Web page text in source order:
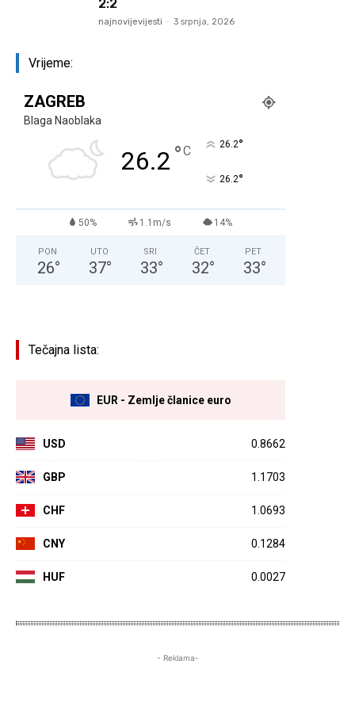
2:2
najnovijevijesti - 3 srpnja, 2026
Vrijeme:
ZAGREB
Blaga Naoblaka
26.2 °C 26.2°
26.2°
50% 1.1m/s 14%
PON
26°
UTO
37°
SRI
33°
ČET
32°
PET
33°
Tečajna lista:
EUR - Zemlje članice euro
USD 0.8662
GBP 1.1703
CHF 1.0693
CNY 0.1284
HUF 0.0027
- Reklama-